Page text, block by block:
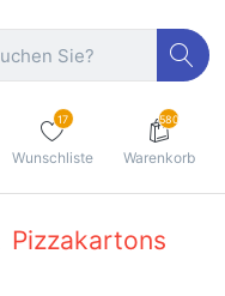
17
Wunschliste
580
Warenkorb
Pizzakartons